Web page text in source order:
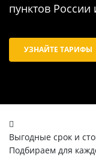
пунктов
УЗНАЙТЕ ТАРИФЫ
Выгодные срок и
Подбираем для